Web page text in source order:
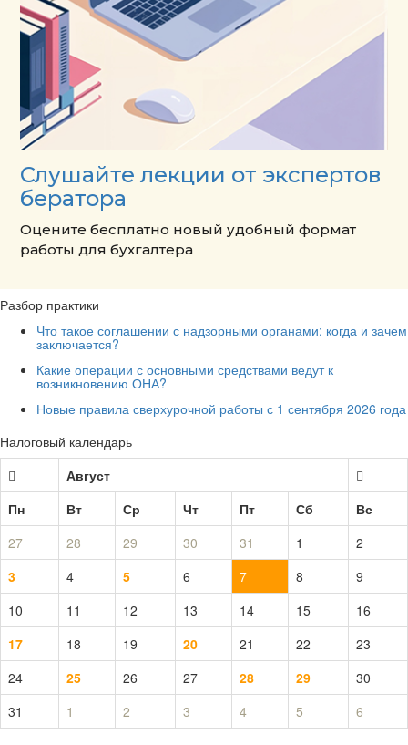
Слушайте лекции от экспертов
бератора
Оцените бесплатно новый удобный формат
работы для бухгалтера
Разбор практики
Что такое соглашении с надзорными органами: когда и зачем
заключается?
Какие операции с основными средствами ведут к
возникновению ОНА?
Новые правила сверхурочной работы с 1 сентября 2026 года
Налоговый календарь
Август
Пн
Вт Ср Чт Пт Сб
Вс
27
28 29 30 31 1
2
3
4 5 6 7 8
9
10
11 12 13 14 15
16
17
18 19 20 21 22
23
24
25 26 27 28 29
30
31
1 2 3 4 5 6